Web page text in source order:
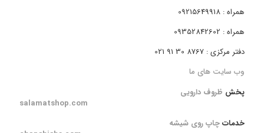
همراه : 09215649918
همراه : 09352842602
دفتر مرکزی : 8767 30 91 021
وب سایت های ما
پخش ظروف دارویی
salamatshop.com
خدماتچاپ روی شیشه